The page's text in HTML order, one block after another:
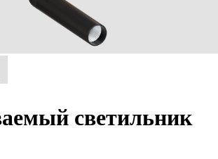
светильник